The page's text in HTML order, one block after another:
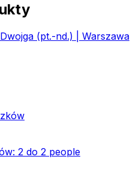
(pt.-nd.) | Warszawa
2 do 2 people